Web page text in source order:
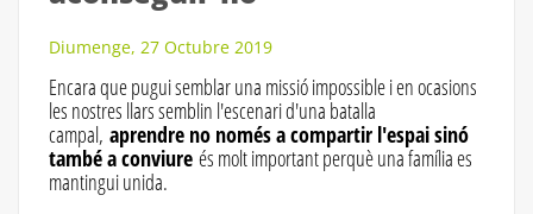
Diumenge, 27 Octubre 2019
Encara que pugui semblar una missió impossible i en ocasions
les nostres llars semblin l'escenari d'una batalla
campal, aprendre no només a compartir l'espai sinó
també a conviure és molt important perquè una família es
mantingui unida.